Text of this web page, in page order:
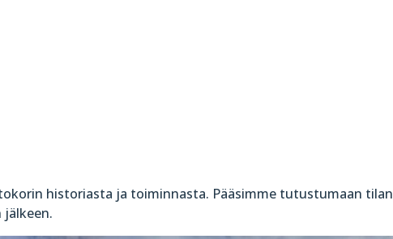
historiasta ja toiminnasta. Pääsimme tutustumaan tilan